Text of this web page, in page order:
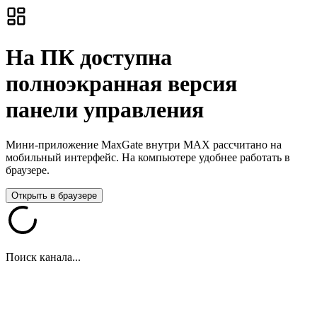
На ПК доступна
полноэкранная версия
панели управления
Мини-приложение MaxGate внутри MAX рассчитано на
мобильный интерфейс. На компьютере удобнее работать в
браузере.
Открыть в браузере
Поиск канала...